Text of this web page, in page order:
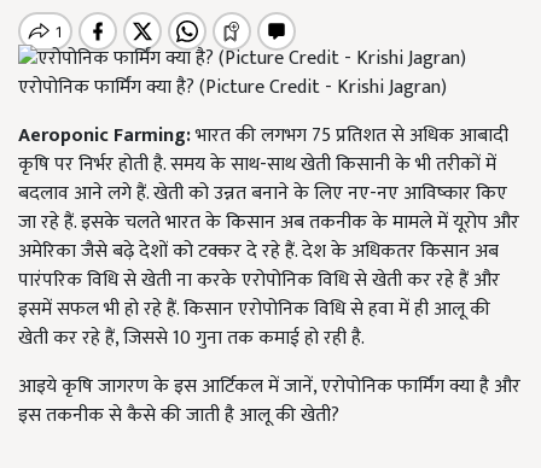
एरोपोनिक फार्मिंग क्या है? (Picture Credit - Krishi Jagran)
Aeroponic Farming:भारत की लगभग 75 प्रतिशत से अधिक आबादी
कृषि पर निर्भर होती है. समय के साथ-साथ खेती किसानी के भी तरीकों में
बदलाव आने लगे हैं. खेती को उन्नत बनाने के लिए नए-नए आविष्कार किए
जा रहे हैं. इसके चलते भारत के किसान अब तकनीक के मामले में यूरोप और
अमेरिका जैसे बढ़े देशों को टक्कर दे रहे हैं. देश के अधिकतर किसान अब
पारंपरिक विधि से खेती ना करके एरोपोनिक विधि से खेती कर रहे हैं और
इसमें सफल भी हो रहे हैं. किसान एरोपोनिक विधि से हवा में ही आलू की
खेती कर रहे हैं, जिससे 10 गुना तक कमाई हो रही है.
आइये कृषि जागरण के इस आर्टिकल में जानें, एरोपोनिक फार्मिंग क्या है और
इस तकनीक से कैसे की जाती है आलू की खेती?